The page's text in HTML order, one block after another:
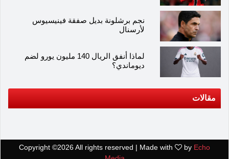
نجم برشلونة بديل صفقة فينيسيوس
لأرسنال
لماذا أنفق الريال 140 مليون يورو لضم
ديوماندي؟
مقالات
Copyright ©2026 All rights reserved | Made with by Echo